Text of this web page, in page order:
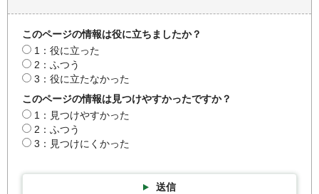
このページの情報は役に立ちましたか？
1：役に立った
2：ふつう
3：役に立たなかった
このページの情報は見つけやすかったですか？
1：見つけやすかった
2：ふつう
3：見つけにくかった
送信